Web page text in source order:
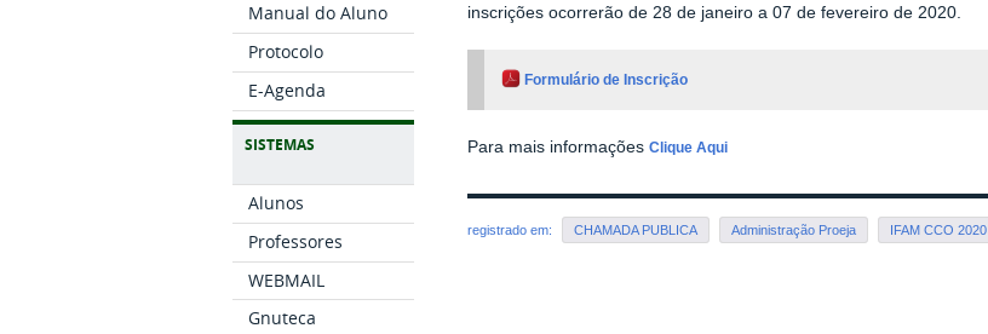
Manual do Aluno
Protocolo
E-Agenda
SISTEMAS
Alunos
Professores
WEBMAIL
Gnuteca
inscrições ocorrerão de 28 de janeiro a 07 de fevereiro de 2020.
Formulário de Inscrição
Para mais informaçõesClique Aqui
registrado em: CHAMADA PUBLICA Administração Proeja IFAM CCO 2020